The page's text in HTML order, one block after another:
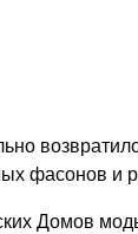
фасонов и
Домов